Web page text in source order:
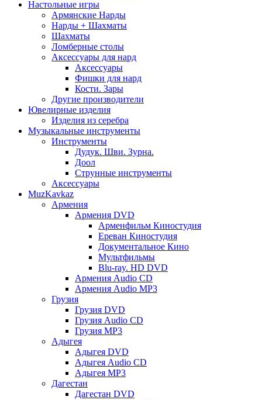
Настольные игры
Армянские Нарды
Нарды + Шахматы
Шахматы
Ломберные столы
Аксессуары для нард
Аксессуары
Фишки для нард
Кости. Зары
Другие производители
Ювелирные изделия
Изделия из серебра
Музыкальные инструменты
Инструменты
Дудук. Шви. Зурна.
Доол
Струнные инструменты
Аксессуары
MuzKavkaz
Армения
Армения DVD
Арменфильм Киностудия
Ереван Киностудия
Документальное Кино
Мультфильмы
Blu-ray. HD DVD
Армения Audio CD
Армения Audio MP3
Грузия
Грузия DVD
Грузия Audio CD
Грузия MP3
Адыгея
Адыгея DVD
Адыгея Audio CD
Адыгея MP3
Дагестан
Дагестан DVD